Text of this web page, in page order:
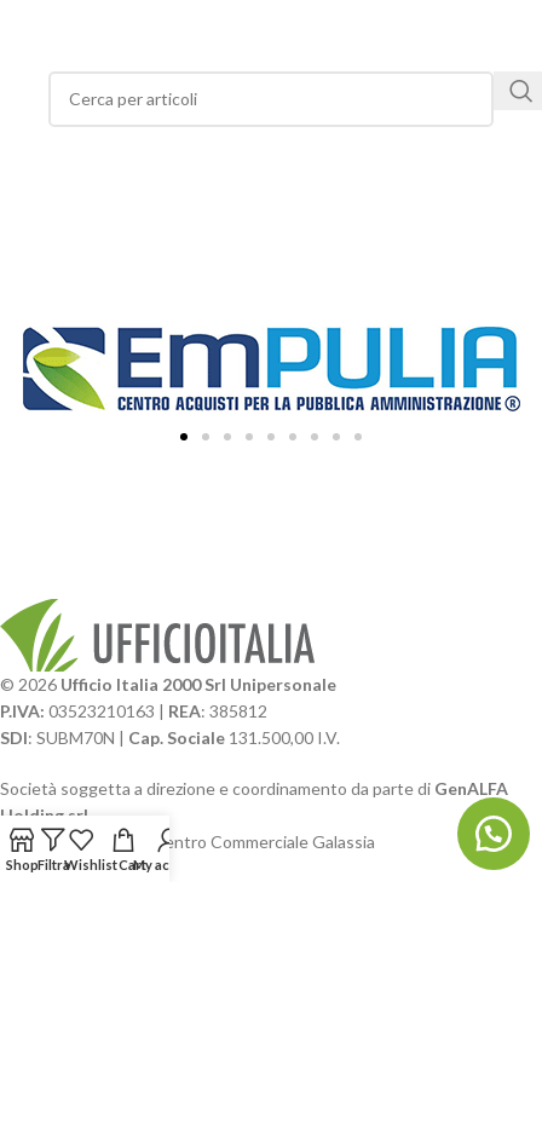
© 2026 Ufficio Italia 2000 Srl Unipersonale
P.IVA: 03523210163 | REA: 385812
SDI: SUBM70N | Cap. Sociale 131.500,00 I.V.
Società soggetta a direzione e coordinamento da parte di GenALFA
Holding srl
Via A. Ponti n. 4 – Centro Commerciale Galassia
24126 Bergamo
ShopFiltraWishlistCartMy account